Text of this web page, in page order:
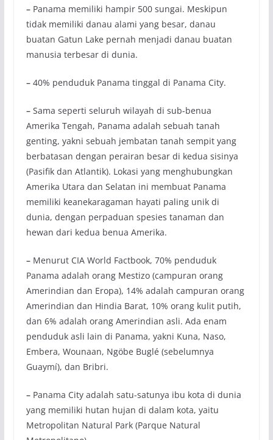
–Panama memiliki hampir 500 sungai. Meskipun
tidak memiliki danau alami yang besar, danau
buatan Gatun Lake pernah menjadi danau buatan
manusia terbesar di dunia.
–40% penduduk Panama tinggal di Panama City.
–Sama seperti seluruh wilayah di sub-benua
Amerika Tengah, Panama adalah sebuah tanah
genting, yakni sebuah jembatan tanah sempit yang
berbatasan dengan perairan besar di kedua sisinya
(Pasifik dan Atlantik). Lokasi yang menghubungkan
Amerika Utara dan Selatan ini membuat Panama
memiliki keanekaragaman hayati paling unik di
dunia, dengan perpaduan spesies tanaman dan
hewan dari kedua benua Amerika.
–Menurut CIA World Factbook, 70% penduduk
Panama adalah orang Mestizo (campuran orang
Amerindian dan Eropa), 14% adalah campuran orang
Amerindian dan Hindia Barat, 10% orang kulit putih,
dan 6% adalah orang Amerindian asli. Ada enam
penduduk asli lain di Panama, yakni Kuna, Naso,
Embera, Wounaan, Ngöbe Buglé (sebelumnya
Guaymí), dan Bribri.
–Panama City adalah satu-satunya ibu kota di dunia
yang memiliki hutan hujan di dalam kota, yaitu
Metropolitan Natural Park (Parque Natural